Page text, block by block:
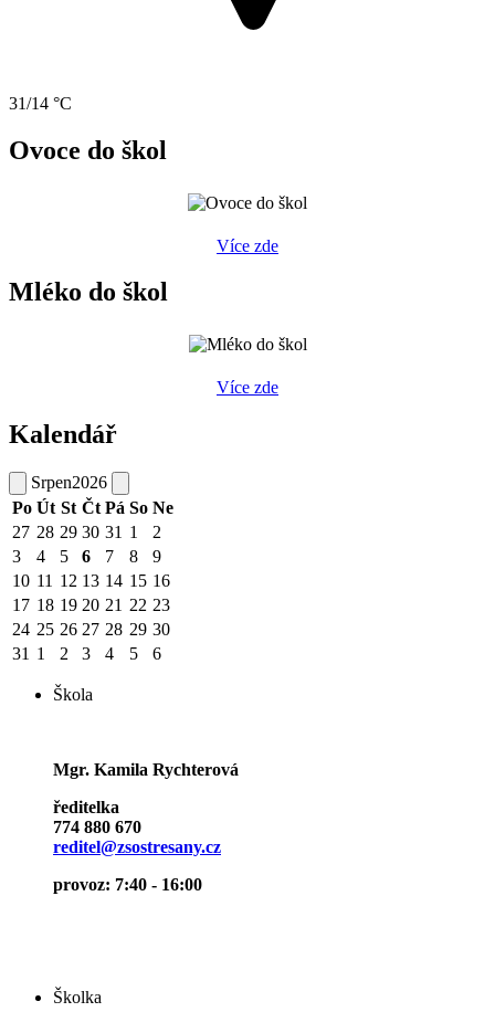
31/14 °C
Ovoce do škol
Více zde
Mléko do škol
Více zde
Kalendář
Srpen2026
Po Út St Čt Pá So Ne
27 28 29 30 31 1
2
3
4 5 6 7 8
9
10 11 12 13 14 15 16
17 18 19 20 21 22 23
24 25 26 27 28 29 30
31 1 2 3 4 5 6
Škola
Mgr. Kamila Rychterová
ředitelka
774 880 670
reditel@zsostresany.cz
provoz: 7:40 - 16:00
Školka